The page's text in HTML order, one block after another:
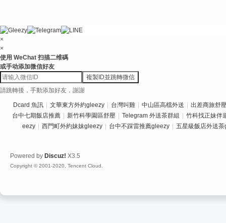
×
×
使用 WeChat 扫描二维碼
或手动添加微信好友
複製ID並跳轉微信
請跳轉後，手動添加好友，謝謝
Dcard 魚訊 文華東方外約gleezy 台灣叫雞 中山區高檔外送
出差商旅舒
台中七期飯店推薦
新竹科學園區舒壓 Telegram 外送茶群組
竹科找正妹伴
eezy
西門町外約妹妹gleezy 台中不踩雷推薦gleezy 五星級飯店外送
Powered by Discuz! X3.5
Copyright © 2001-2020, Tencent Cloud.